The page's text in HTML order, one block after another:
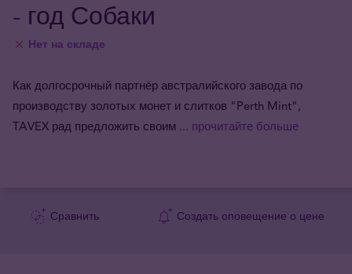
- год Собаки
Нет на складе
Как долгосрочный партнёр австралийского завода по
производству золотых монет и слитков "Perth Mint",
TAVEX рад предложить своим ... прочитайте больше
Сравнить Создать оповещение о цене